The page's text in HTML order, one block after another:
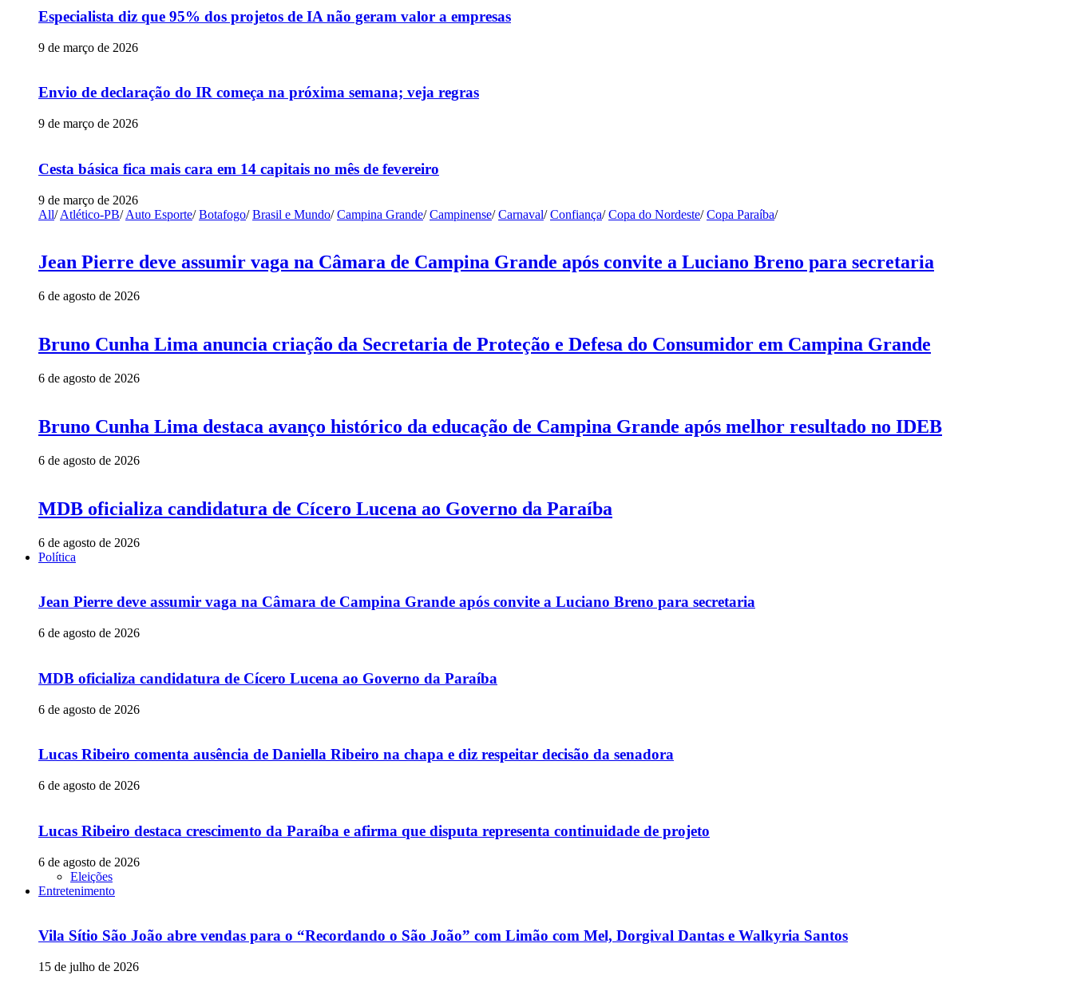
Especialista diz que 95% dos projetos de IA não geram valor a empresas
9 de março de 2026
Envio de declaração do IR começa na próxima semana; veja regras
9 de março de 2026
Cesta básica fica mais cara em 14 capitais no mês de fevereiro
9 de março de 2026
All/ Atlético-PB/ Auto Esporte/ Botafogo/ Brasil e Mundo/ Campina Grande/ Campinense/ Carnaval/ Confiança/ Copa do Nordeste/ Copa Paraíba/
Jean Pierre deve assumir vaga na Câmara de Campina Grande após convite a Luciano Breno para secretaria
6 de agosto de 2026
Bruno Cunha Lima anuncia criação da Secretaria de Proteção e Defesa do Consumidor em Campina Grande
6 de agosto de 2026
Bruno Cunha Lima destaca avanço histórico da educação de Campina Grande após melhor resultado no IDEB
6 de agosto de 2026
MDB oficializa candidatura de Cícero Lucena ao Governo da Paraíba
6 de agosto de 2026
Política
Jean Pierre deve assumir vaga na Câmara de Campina Grande após convite a Luciano Breno para secretaria
6 de agosto de 2026
MDB oficializa candidatura de Cícero Lucena ao Governo da Paraíba
6 de agosto de 2026
Lucas Ribeiro comenta ausência de Daniella Ribeiro na chapa e diz respeitar decisão da senadora
6 de agosto de 2026
Lucas Ribeiro destaca crescimento da Paraíba e afirma que disputa representa continuidade de projeto
6 de agosto de 2026
Eleições
Entretenimento
Vila Sítio São João abre vendas para o “Recordando o São João” com Limão com Mel, Dorgival Dantas e Walkyria Santos
15 de julho de 2026